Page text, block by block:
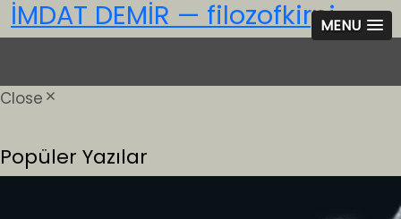
İMDAT DEMİR — filozofkirpiMENU
Close
Popüler Yazılar